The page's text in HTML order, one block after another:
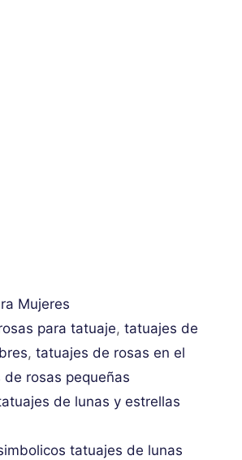
Mujeres
para tatuaje,tatuajes de
, tatuajes de rosas en el
rosas pequeñas
de lunas y estrellas
tatuajes de lunas